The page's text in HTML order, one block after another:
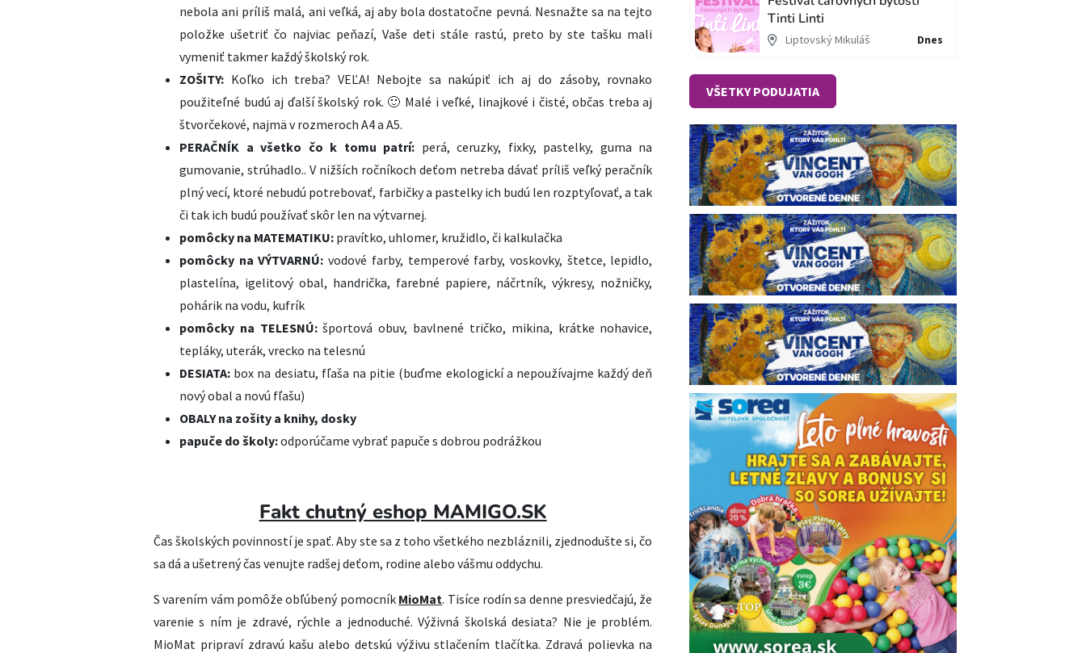
nebola ani príliš malá, ani veľká, aj aby bola dostatočne pevná. Nesnažte sa na tejto
položke ušetriť čo najviac peňazí, Vaše deti stále rastú, preto by ste tašku mali
vymeniť takmer každý školský rok.
ZOŠITY: Koľko ich treba? VEĽA! Nebojte sa nakúpiť ich aj do zásoby, rovnako
použiteľné budú aj ďalší školský rok. 🙂 Malé i veľké, linajkové i čisté, občas treba aj
štvorčekové, najmä v rozmeroch A4 a A5.
PERAČNÍK a všetko čo k tomu patrí: perá,ceruzky, fixky, pastelky, guma na
gumovanie, strúhadlo.. V nižších ročníkoch deťom netreba dávať príliš veľký peračník
plný vecí, ktoré nebudú potrebovať, farbičky a pastelky ich budú len rozptyľovať, a tak
či tak ich budú používať skôr len na výtvarnej.
pomôcky na MATEMATIKU: pravítko, uhlomer, kružidlo, či kalkulačka
pomôcky na VÝTVARNÚ: vodové farby, temperové farby, voskovky, štetce, lepidlo,
plastelína, igelitový obal, handrička, farebné papiere, náčrtník, výkresy, nožničky,
pohárik na vodu, kufrík
pomôcky na TELESNÚ:športová obuv, bavlnené tričko, mikina, krátke nohavice,
tepláky, uterák, vrecko na telesnú
DESIATA: box na desiatu, fľaša na pitie (buďme ekologickí a nepoužívajme každý deň
nový obal a novú fľašu)
OBALY na zošity a knihy, dosky
papuče do školy:odporúčame vybrať papuče s dobrou podrážkou
Fakt chutný eshop MAMIGO.SK
Čas školských povinností je spať. Aby ste sa z toho všetkého nezbláznili, zjednodušte si, čo
sa dá a ušetrený čas venujte radšej deťom, rodine alebo vášmu oddychu.
S varením vám pomôže obľúbený pomocník MioMat. Tisíce rodín sa denne presviedčajú, že
varenie s ním je zdravé, rýchle a jednoduché. Výživná školská desiata? Nie je problém.
MioMat pripraví zdravú kašu alebo detskú výživu stlačením tlačítka. Zdravá polievka na
Tinti Linti
Liptovský Mikuláš Dnes
VŠETKY PODUJATIA